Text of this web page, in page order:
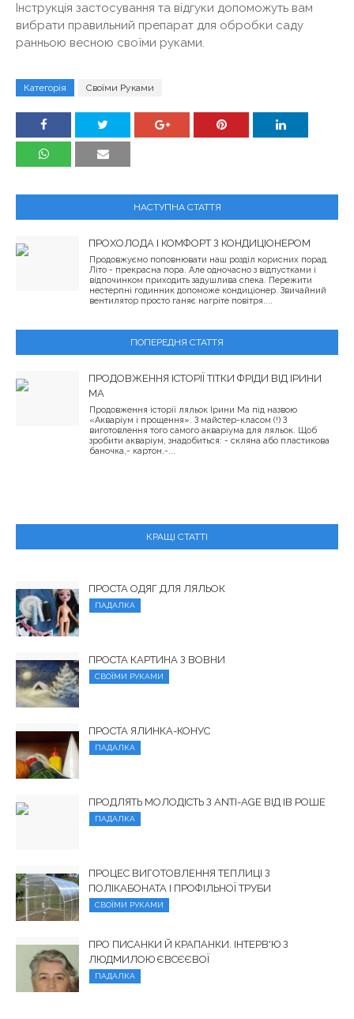
Інструкція застосування та відгуки допоможуть вам
вибрати правильний препарат для обробки саду
ранньою весною своїми руками.
Категорія Своїми Руками
НАСТУПНА СТАТТЯ
ПРОХОЛОДА І КОМФОРТ З КОНДИЦІОНЕРОМ
Продовжуємо поповнювати наш розділ корисних порад.
Літо - прекрасна пора. Але одночасно з відпустками і
відпочинком приходить задушлива спека. Пережити
нестерпні годинник допоможе кондиціонер. Звичайний
вентилятор просто ганяє нагріте повітря....
ПОПЕРЕДНЯ СТАТТЯ
ПРОДОВЖЕННЯ ІСТОРІЇ ТІТКИ ФРІДИ ВІД ІРИНИ
МА
Продовження історії ляльок Ірини Ма під назвою
«Акваріум і прощення». З майстер-класом (!) З
виготовлення того самого акваріума для ляльок. Щоб
зробити акваріум, знадобиться: - скляна або пластикова
баночка,- картон,-...
КРАЩІ СТАТТІ
ПРОСТА ОДЯГ ДЛЯ ЛЯЛЬОК
ПАДАЛКА
ПРОСТА КАРТИНА З ВОВНИ
СВОЇМИ РУКАМИ
ПРОСТА ЯЛИНКА-КОНУС
ПАДАЛКА
ПРОДЛЯТЬ МОЛОДІСТЬ З ANTI-AGE ВІД ІВ РОШЕ
ПАДАЛКА
ПРОЦЕС ВИГОТОВЛЕННЯ ТЕПЛИЦІ З
ПОЛІКАБОНАТА І ПРОФІЛЬНОЇ ТРУБИ
СВОЇМИ РУКАМИ
ПРО ПИСАНКИ Й КРАПАНКИ. ІНТЕРВ'Ю З
ЛЮДМИЛОЮ ЄВСЄЄВОЇ
ПАДАЛКА